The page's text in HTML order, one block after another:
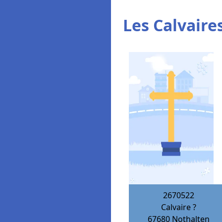
Les
2670522
Calvaire ?
67680 Nothalten